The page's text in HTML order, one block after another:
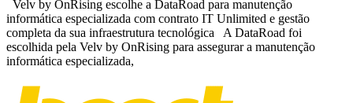
Velv by OnRising escolhe a DataRoad para manutenção
informática especializada com contrato IT Unlimited e gestão
completa da sua infraestrutura tecnológica A DataRoad foi
escolhida pela Velv by OnRising para assegurar a manutenção
informática especializada,